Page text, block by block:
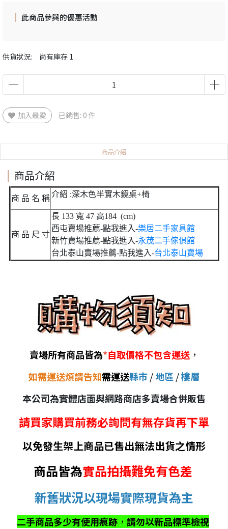
供貨狀況: 尚有庫存 1
此商品參與的優惠活動
加入最愛 已銷售: 0 件
商品介紹
商品介紹
商 品 名 稱 介紹 :深木色半實木鏡桌+椅
商 品 尺 寸
長 133 寬 47 高184 (cm)
西屯賣場推薦-點我進入-樂居二手家具館
新竹賣場推薦-點我進入-永茂二手傢俱館
台北泰山賣場推薦-點我進入-台北泰山賣場
賣場所有商品皆為*自取價格不包含運送，
如需運送煩請告知需運送縣市/地區/樓層
本公司為實體店面與網路商店多賣場合併販售
請買家購買前務必詢問有無存貨再下單
以免發生架上商品已售出無法出貨之情形
商品皆為實品拍攝難免有色差
新舊狀況以現場實際現貨為主
二手商品多少有使用痕跡 ， 請勿以新品標準檢視